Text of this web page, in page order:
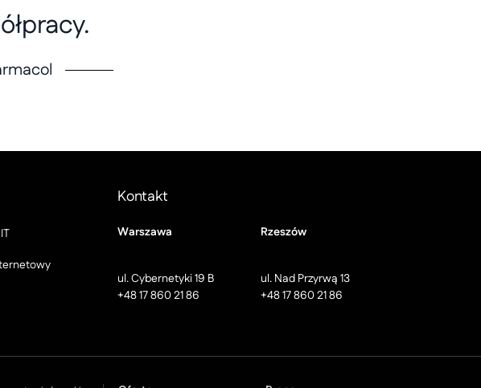
Kontakt
Warszawa
ul. Cybernetyki 19 B
+48 17 860 21 86
Rzeszów
ul. Nad Przyrwą 13
+48 17 860 21 86